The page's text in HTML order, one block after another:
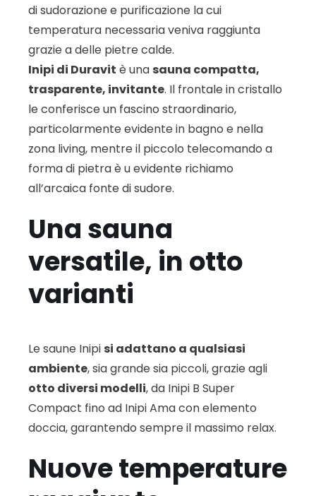
di sudorazione e purificazione la cui
temperatura necessaria veniva raggiunta
grazie a delle pietre calde.
Inipi di Duravit è una sauna compatta,
trasparente, invitante. Il frontale in cristallo
le conferisce un fascino straordinario,
particolarmente evidente in bagno e nella
zona living, mentre il piccolo telecomando a
forma di pietra è u evidente richiamo
all’arcaica fonte di sudore.
Una sauna
versatile, in otto
varianti
Le saune Inipi si adattano a qualsiasi
ambiente, sia grande sia piccoli, grazie agli
otto diversi modelli, da Inipi B Super
Compact fino ad Inipi Ama con elemento
doccia, garantendo sempre il massimo relax.
Nuove temperature